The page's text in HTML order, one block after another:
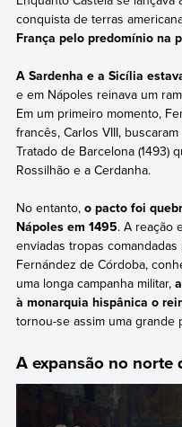
conquista de terras
França pelo predomínio na
A Sardenha e a Sicília
e em Nápoles reinava um
Em um primeiro momento,
francês, Carlos VIII,
Tratado de Barcelona (1493)
Rossilhão e a Cerdanha.
No entanto, o pacto foi
Nápoles em 1495. A reação
enviadas tropas
Fernández de Córdoba,
uma longa campanha militar,
à monarquia hispânica o
tornou-se assim uma grande
A expansão no norte